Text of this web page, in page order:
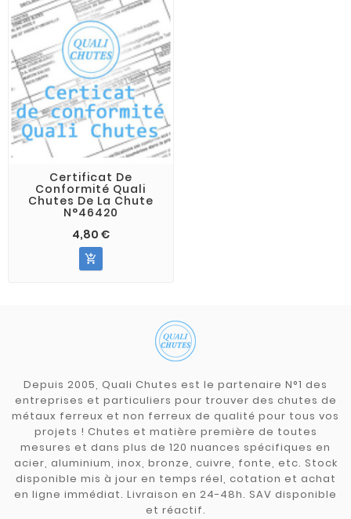
Certificat De
Conformité Quali
Chutes De La Chute
N°46420
4,80 €

Depuis 2005, Quali Chutes est le partenaire N°1 des
entreprises et particuliers pour trouver des chutes de
métaux ferreux et non ferreux de qualité pour tous vos
projets ! Chutes et matière première de toutes
mesures et dans plus de 120 nuances spécifiques en
acier, aluminium, inox, bronze, cuivre, fonte, etc. Stock
disponible mis à jour en temps réel, cotation et achat
en ligne immédiat. Livraison en 24-48h. SAV disponible
et réactif.